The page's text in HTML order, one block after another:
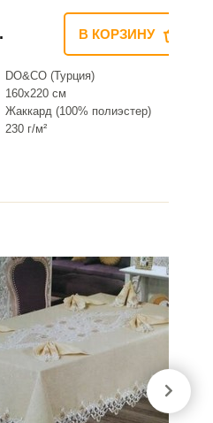
В КОРЗИНУ
DO&CO (Турция)
160х220 см
Жаккард (100% полиэстер)
230 г/м²